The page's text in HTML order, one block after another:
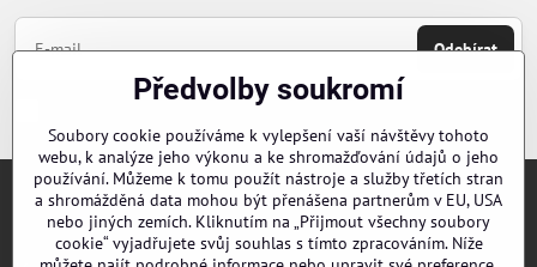
Odebírat
Chci se přihlásit k odběru novinek e-mailem
Objednávky
Předvolby soukromí
Soubory cookie používáme k vylepšení vaší návštěvy tohoto
webu, k analýze jeho výkonu a ke shromažďování údajů o jeho
používání. Můžeme k tomu použít nástroje a služby třetích stran
a shromážděná data mohou být přenášena partnerům v EU, USA
nebo jiných zemích. Kliknutím na „Přijmout všechny soubory
cookie“ vyjadřujete svůj souhlas s tímto zpracováním. Níže